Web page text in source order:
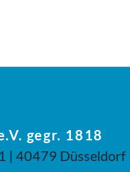
gegr. 1818
| 40479 Düsseldorf